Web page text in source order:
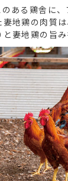
ある鶏舎に
地鶏の肉質
妻地鶏の旨み